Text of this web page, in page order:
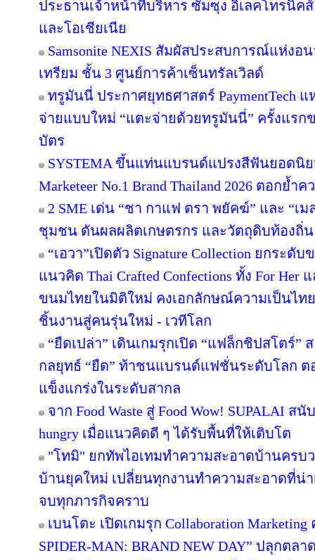
ประธานเจ้าหน้าที่บริหาร ซัมซุง อิเลคโทรนิค
และโอเชียเนีย
Samsonite NEXIS สัมผัสประสบการณ์แห่ง
เทรียม ชั้น 3 ศูนย์การค้าเซ็นทรัลเวิลด์
ทรูมันนี่ ประกาศยุทธศาสตร์ PaymentTech
จ่ายแบบใหม่ “แตะจ่ายด้วยทรูมันนี่” ครั้งแรก
บัตร
SYSTEMA ขึ้นแท่นแบรนด์แปรงสีฟันยอดนิ
Marketeer No.1 Brand Thailand 2026 ตอกย้
2 SME เด่น “ชา กาแฟ ตรา พยัคฆ์” และ “
ชุมชน ดันผลผลิตเกษตรกร และวัตถุดิบท้องถิ่
“เอวา”เปิดตัว Signature Collection ยกระ
แนวคิด Thai Crafted Confections ทั้ง For Her
ขนมไทยในมิติใหม่ คงเอกลักษณ์ความเป็นไท
ชิ้นงานสู่คนรุ่นใหม่ - เวทีโลก
“ยืดเปล่า” เดินเกมรุกเปิด “แฟล็กชิปสโตร์”
กลยุทธ์ “ยืด” ท้าชนแบรนด์แฟชั่นระดับโลก
แข็งแกร่งในระดับสากล
จาก Food Waste สู่ Food Wow! SUPALAI ส
hungry เมื่อแนวคิดดี ๆ ได้รับพื้นที่ให้เติบโต
"โทมิ" ยกทัพไอเทมทำความสะอาดบ้านครบ
บ้านยุคใหม่ เปลี่ยนทุกงานทำความสะอาดที่น่า
จบทุกภารกิจคราบ
เบนโตะ เปิดเกมรุก Collaboration
SPIDER-MAN: BRAND NEW DAY” ปลุกต